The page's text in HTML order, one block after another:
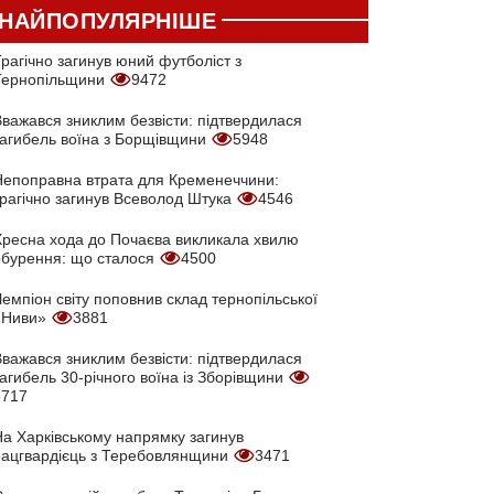
НАЙПОПУЛЯРНІШЕ
загинув юний футболіст з
9472
зниклим безвісти: підтвердилася
воїна з Борщівщини
5948
втрата для Кременеччини:
загинув Всеволод Штука
4546
хода до Почаєва викликала хвилю
що сталося
4500
світу поповнив склад тернопільської
3881
зниклим безвісти: підтвердилася
30-річного воїна із Зборівщини
Харківському напрямку загинув
з Теребовлянщини
3471